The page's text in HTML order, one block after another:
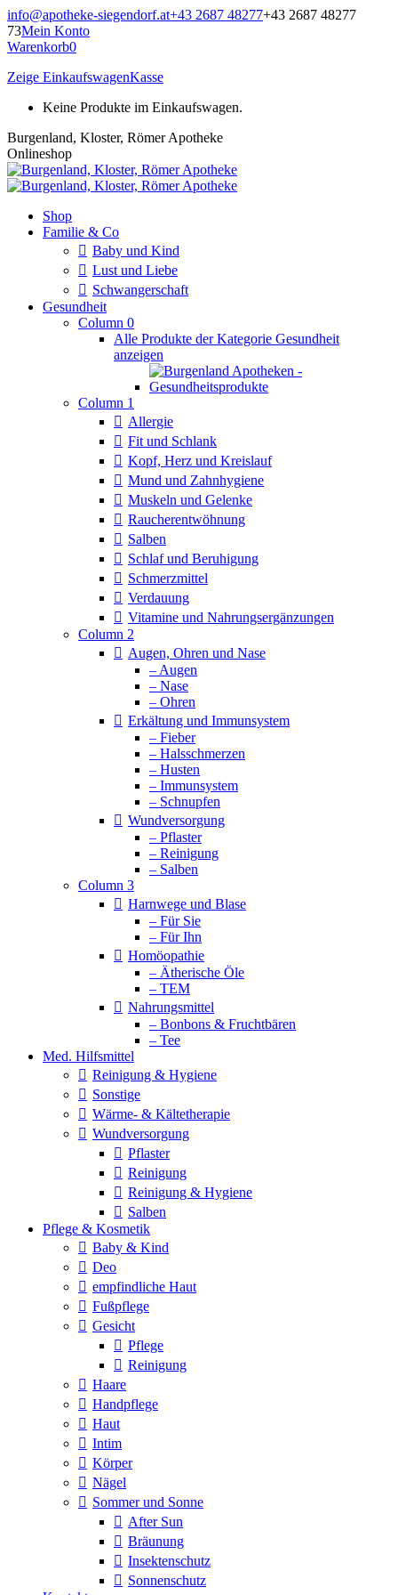
Zum
Inhalt
springen
info@apotheke-siegendorf.at+43 2687 48277+43 2687 48277
73Mein Konto
Warenkorb0
Zeige EinkaufswagenKasse
Keine Produkte im Einkaufswagen.
Burgenland, Kloster, Römer Apotheke
Onlineshop
Shop
Familie & Co
Baby und Kind
Lust und Liebe
Schwangerschaft
Gesundheit
Column 0
Alle Produkte der Kategorie Gesundheit
anzeigen
Column 1
Allergie
Fit und Schlank
Kopf, Herz und Kreislauf
Mund und Zahnhygiene
Muskeln und Gelenke
Raucherentwöhnung
Salben
Schlaf und Beruhigung
Schmerzmittel
Verdauung
Vitamine und Nahrungsergänzungen
Column 2
Augen, Ohren und Nase
– Augen
– Nase
– Ohren
Erkältung und Immunsystem
– Fieber
– Halsschmerzen
– Husten
– Immunsystem
– Schnupfen
Wundversorgung
– Pflaster
– Reinigung
– Salben
Column 3
Harnwege und Blase
– Für Sie
– Für Ihn
Homöopathie
– Ätherische Öle
– TEM
Nahrungsmittel
– Bonbons & Fruchtbären
– Tee
Med. Hilfsmittel
Reinigung & Hygiene
Sonstige
Wärme- & Kältetherapie
Wundversorgung
Pflaster
Reinigung
Reinigung & Hygiene
Salben
Pflege & Kosmetik
Baby & Kind
Deo
empfindliche Haut
Fußpflege
Gesicht
Pflege
Reinigung
Haare
Handpflege
Haut
Intim
Körper
Nägel
Sommer und Sonne
After Sun
Bräunung
Insektenschutz
Sonnenschutz